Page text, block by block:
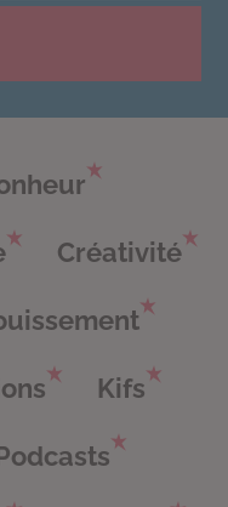
Créativité
Kifs